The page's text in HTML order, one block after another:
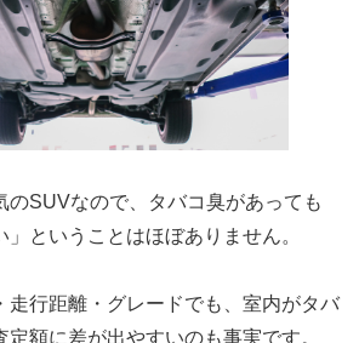
のSUVなので、タバコ臭があっても
」ということはほぼありません。
走行距離・グレードでも、室内がタバ
定額に差が出やすいのも事実です。